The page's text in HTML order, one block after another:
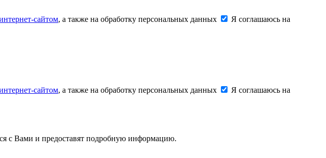
сайтом, а также на обработку персональных данных
Я соглашаюсь на
сайтом, а также на обработку персональных данных
Я соглашаюсь на
с Вами и предоставят подробную информацию.